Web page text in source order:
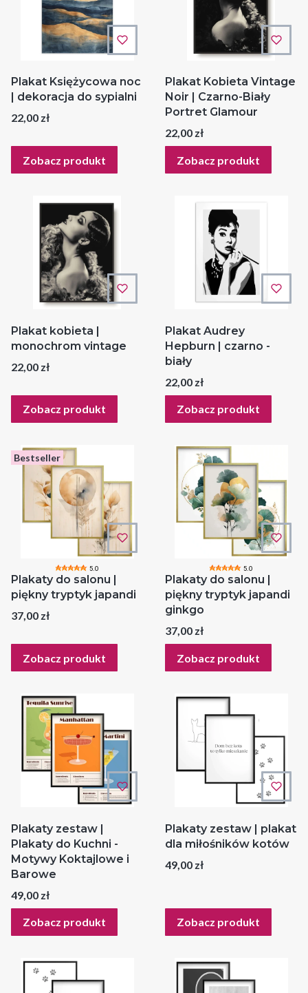
Plakat Księżycowa noc
| dekoracja do sypialni
Cena
22,00 zł
Zobacz produkt
Plakat Kobieta Vintage
Noir | Czarno-Biały
Portret Glamour
Cena
22,00 zł
Zobacz produkt
Plakat kobieta |
monochrom vintage
Cena
22,00 zł
Zobacz produkt
Plakat Audrey
Hepburn | czarno -
biały
Cena
22,00 zł
Zobacz produkt
Bestseller
5.0
Plakaty do salonu |
piękny tryptyk japandi
Cena
37,00 zł
Zobacz produkt
5.0
Plakaty do salonu |
piękny tryptyk japandi
ginkgo
Cena
37,00 zł
Zobacz produkt
Plakaty zestaw |
Plakaty do Kuchni -
Motywy Koktajlowe i
Barowe
Cena
49,00 zł
Zobacz produkt
Plakaty zestaw | plakat
dla miłośników kotów
Cena
49,00 zł
Zobacz produkt